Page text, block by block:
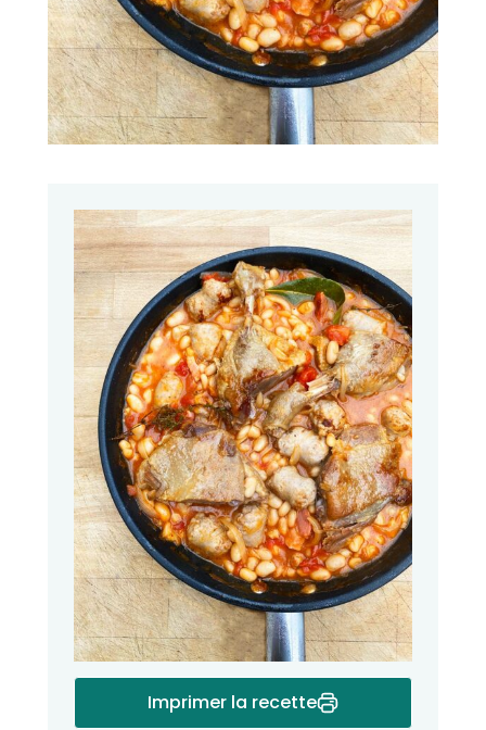
Imprimer la recette